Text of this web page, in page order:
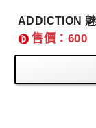
ADDICTION
售價：600